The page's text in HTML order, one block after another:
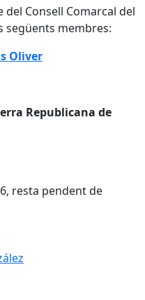
Consell Comarcal del
següents membres:
Oliver
Republicana de
resta pendent de